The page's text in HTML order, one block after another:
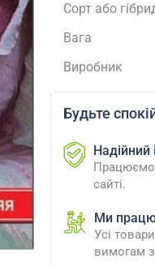
Сорт або
Вага
Виробник
Будьте
Надійний
Працюємо
сайті.
Ми
Усі
вимогам